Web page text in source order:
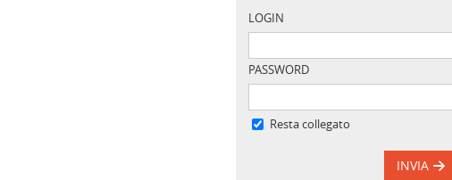
LOGIN
PASSWORD
Resta collegato
INVIA